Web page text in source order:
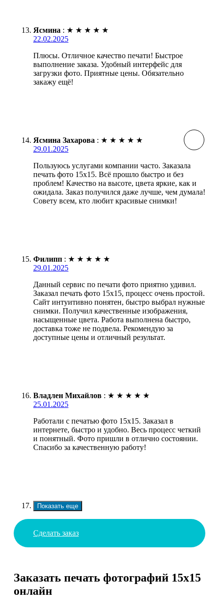
Ясмина : ★ ★ ★ ★ ★
22.02.2025
Плюсы. Отличное качество печати! Быстрое
выполнение заказа. Удобный интерфейс для
загрузки фото. Приятные цены. Обязательно
закажу ещё!
Ясмина Захарова : ★ ★ ★ ★ ★
29.01.2025
Пользуюсь услугами компании часто. Заказала
печать фото 15х15. Всё прошло быстро и без
проблем! Качество на высоте, цвета яркие, как и
ожидала. Заказ получился даже лучше, чем думала!
Совету всем, кто любит красивые снимки!
Филипп : ★ ★ ★ ★ ★
29.01.2025
Данный сервис по печати фото приятно удивил.
Заказал печать фото 15х15, процесс очень простой.
Сайт интуитивно понятен, быстро выбрал нужные
снимки. Получил качественные изображения,
насыщенные цвета. Работа выполнена быстро,
доставка тоже не подвела. Рекомендую за
доступные цены и отличный результат.
Владлен Михайлов : ★ ★ ★ ★ ★
25.01.2025
Работали с печатью фото 15х15. Заказал в
интернете, быстро и удобно. Весь процесс четкий
и понятный. Фото пришли в отлично состоянии.
Спасибо за качественную работу!
Показать еще
Сделать заказ
Заказать печать фотографий 15х15
онлайн